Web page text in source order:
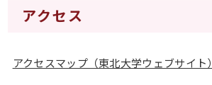
アクセス
アクセスマップ（東北大学ウェブサイト）